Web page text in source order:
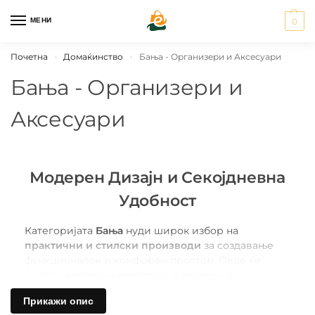
МЕНИ 0
Почетна › Домаќинство › Бања - Организери и Аксесуари
Бања - Организери и
Аксесуари
Модерен Дизајн и Секојдневна
Удобност
Категоријата Бања нуди широк избор на
практични и стилски производи за создавање
прават бањатаорганизирана, чиста и пријатна за
користењесекој ден.
Прикажи опис